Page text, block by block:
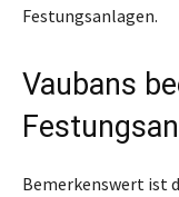
Festungsanlagen.
Vaubans
Bemerkenswert ist